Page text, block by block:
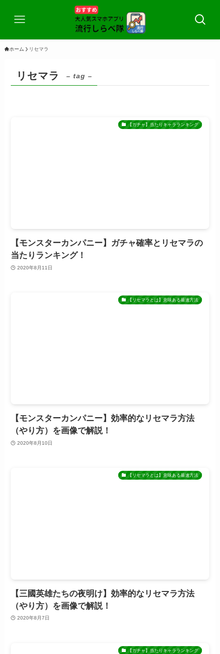
ホーム リセマラ
リセマラ – tag –
【ガチャ】当たりキャラランキング
【モンスターカンパニー】ガチャ確率とリセマラの
当たりランキング！
2020年8月11日
【リセマラとは】意味ある最速方法
【モンスターカンパニー】効率的なリセマラ方法
（やり方）を画像で解説！
2020年8月10日
【リセマラとは】意味ある最速方法
【三國英雄たちの夜明け】効率的なリセマラ方法
（やり方）を画像で解説！
2020年8月7日
【ガチャ】当たりキャラランキング